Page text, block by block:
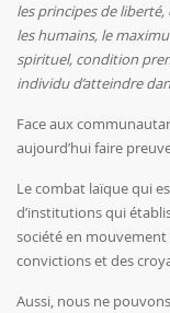
les principes de
les humains, le
spirituel, condition
individu d’atteindre
Face aux
aujourd’hui faire
Le combat laïque qui
d’institutions qui
société en
convictions et des
Aussi, nous ne